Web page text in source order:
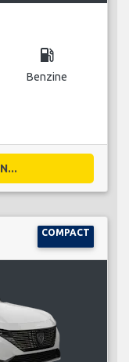
local_gas_station
Benzine
COMPACT